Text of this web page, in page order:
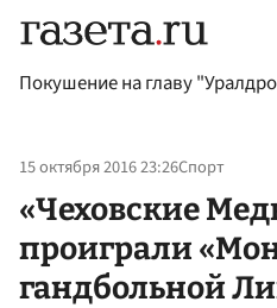
Покушение на главу
15 октября 2016 23:26Спорт
«Чеховские
проиграли
гандбольной